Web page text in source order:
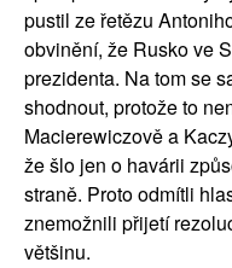
pustil ze řetězu
obvinění, že Rusko ve
prezidenta. Na tom se
shodnout, protože to
Macierewiczově a
že šlo jen o havárii
straně. Proto odmítli
znemožnili přijetí
většinu.